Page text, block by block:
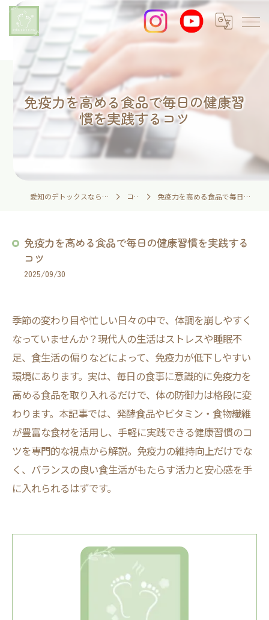
免疫力を高める食品で毎日の健康習
慣を実践するコツ
愛知のデトックスなら足湯とイネイトの家 コラム 免疫力を高める食品で毎日の健康習慣を実践するコツ
免疫力を高める食品で毎日の健康習慣を実践する
コツ
2025/09/30
季節の変わり目や忙しい日々の中で、体調を崩しやすく
なっていませんか？現代人の生活はストレスや睡眠不
足、食生活の偏りなどによって、免疫力が低下しやすい
環境にあります。実は、毎日の食事に意識的に免疫力を
高める食品を取り入れるだけで、体の防御力は格段に変
わります。本記事では、発酵食品やビタミン・食物繊維
が豊富な食材を活用し、手軽に実践できる健康習慣のコ
ツを専門的な視点から解説。免疫力の維持向上だけでな
く、バランスの良い食生活がもたらす活力と安心感を手
に入れられるはずです。